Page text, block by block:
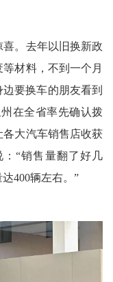
。去年以旧换新政
材料，不到一个月
要换车的朋友看到
在全省率先确认拨
各大汽车销售店收获
“销售量翻了好几
400辆左右。”